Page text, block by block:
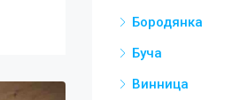
Бородянка
Буча
Винница